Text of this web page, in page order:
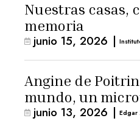
Nuestras casas,
memoria
junio 15, 2026 |
Angine de
mundo, un
junio 13, 2026 | Edgar